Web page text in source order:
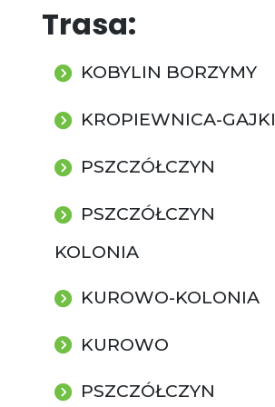
Trasa:
KOBYLIN BORZYMY
KROPIEWNICA-GAJKI
PSZCZÓŁCZYN
PSZCZÓŁCZYN
KOLONIA
KUROWO-KOLONIA
KUROWO
PSZCZÓŁCZYN